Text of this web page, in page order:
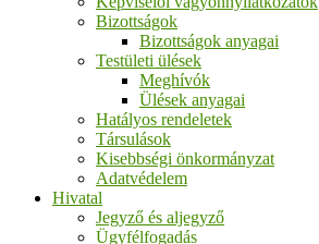
Bizottságok
Bizottságok anyagai
Testületi ülések
Meghívók
Ülések anyagai
Hatályos rendeletek
Társulások
Kisebbségi önkormányzat
Adatvédelem
Hivatal
Jegyző és aljegyző
Ügyfélfogadás